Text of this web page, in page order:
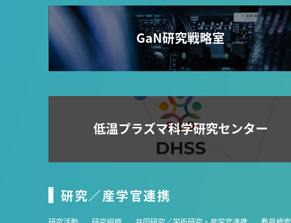
GaN研究戦略室
低温プラズマ科学研究センター
研究／産学官連携